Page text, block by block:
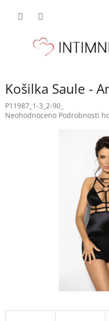
Košilka Saule -
P11987_1-3_2-90_
Průměrné
Neohodnoceno Podrobnosti